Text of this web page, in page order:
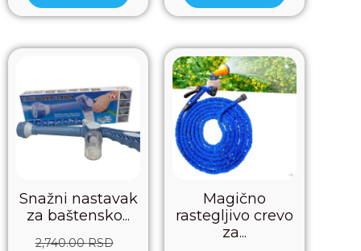
Snažni nastavak
za baštensko...
2,740.00RSD
Magično
rastegljivo crevo
za...